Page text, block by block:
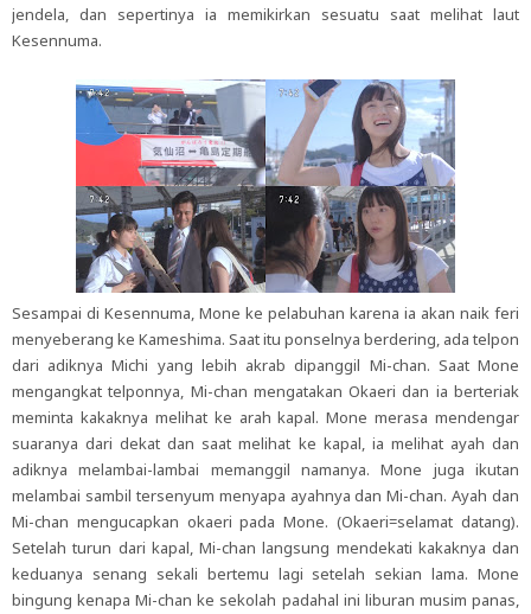
jendela, dan sepertinya ia memikirkan sesuatu saat melihat laut
Kesennuma.
Sesampai di Kesennuma, Mone ke pelabuhan karena ia akan naik feri
menyeberang ke Kameshima. Saat itu ponselnya berdering, ada telpon
dari adiknya Michi yang lebih akrab dipanggil Mi-chan. Saat Mone
mengangkat telponnya, Mi-chan mengatakan Okaeri dan ia berteriak
meminta kakaknya melihat ke arah kapal. Mone merasa mendengar
suaranya dari dekat dan saat melihat ke kapal, ia melihat ayah dan
adiknya melambai-lambai memanggil namanya. Mone juga ikutan
melambai sambil tersenyum menyapa ayahnya dan Mi-chan. Ayah dan
Mi-chan mengucapkan okaeri pada Mone. (Okaeri=selamat datang).
Setelah turun dari kapal, Mi-chan langsung mendekati kakaknya dan
keduanya senang sekali bertemu lagi setelah sekian lama. Mone
bingung kenapa Mi-chan ke sekolah padahal ini liburan musim panas,